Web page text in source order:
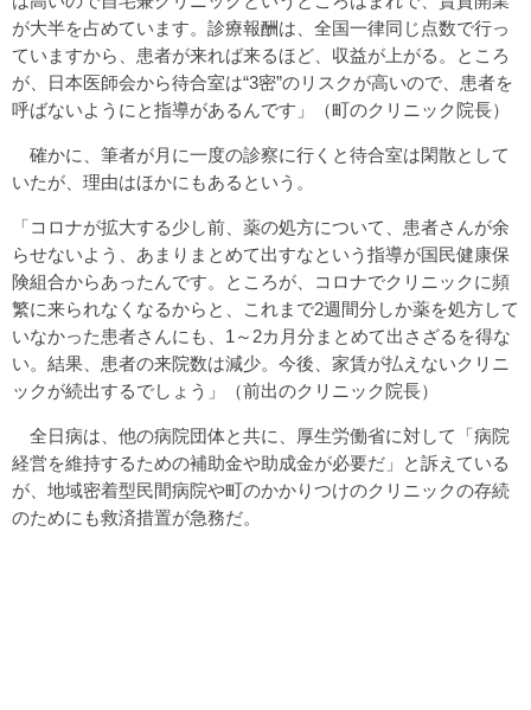
が大半を占めています。診療報酬は、全国一律同じ点数で行っ
ていますから、患者が来れば来るほど、収益が上がる。ところ
が、日本医師会から待合室は“3密”のリスクが高いので、患者を
呼ばないようにと指導があるんです」（町のクリニック院長）
確かに、筆者が月に一度の診察に行くと待合室は閑散として
いたが、理由はほかにもあるという。
「コロナが拡大する少し前、薬の処方について、患者さんが余
らせないよう、あまりまとめて出すなという指導が国民健康保
険組合からあったんです。ところが、コロナでクリニックに頻
繁に来られなくなるからと、これまで2週間分しか薬を処方して
いなかった患者さんにも、1～2カ月分まとめて出さざるを得な
い。結果、患者の来院数は減少。今後、家賃が払えないクリニ
ックが続出するでしょう」（前出のクリニック院長）
全日病は、他の病院団体と共に、厚生労働省に対して「病院
経営を維持するための補助金や助成金が必要だ」と訴えている
が、地域密着型民間病院や町のかかりつけのクリニックの存続
のためにも救済措置が急務だ。